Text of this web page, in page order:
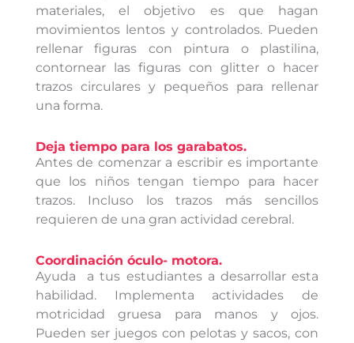
materiales, el objetivo es que hagan
movimientos lentos y controlados. Pueden
rellenar figuras con pintura o plastilina,
contornear las figuras con glitter o hacer
trazos circulares y pequeños para rellenar
una forma.
Deja tiempo para los garabatos.
Antes de comenzar a escribir es importante
que los niños tengan tiempo para hacer
trazos. Incluso los trazos más sencillos
requieren de una gran actividad cerebral.
Coordinación óculo- motora.
Ayuda a tus estudiantes a desarrollar esta
habilidad. Implementa actividades de
motricidad gruesa para manos y ojos.
Pueden ser juegos con pelotas y sacos, con